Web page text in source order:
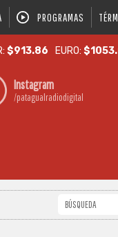
PROGRAMAS
$913.86 EURO:
Instagram
/patagualradiodigital